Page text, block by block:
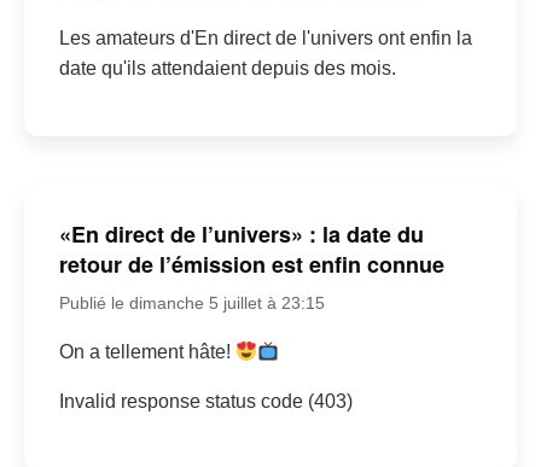
Les amateurs d'En direct de l'univers ont enfin la
date qu'ils attendaient depuis des mois.
«En direct de l’univers» : la date du
retour de l’émission est enfin connue
Publié le dimanche 5 juillet à 23:15
On a tellement hâte!
Invalid response status code (403)